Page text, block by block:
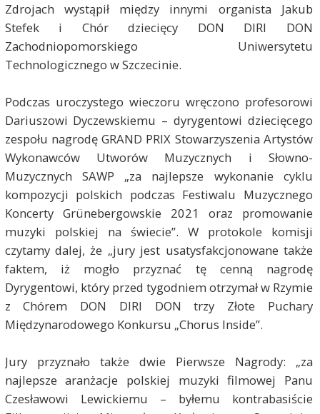
Zdrojach wystąpił między innymi organista Jakub
Stefek i Chór dziecięcy DON DIRI DON
Zachodniopomorskiego Uniwersytetu
Technologicznego w Szczecinie.
Podczas uroczystego wieczoru wręczono profesorowi
Dariuszowi Dyczewskiemu – dyrygentowi dziecięcego
zespołu nagrodę GRAND PRIX Stowarzyszenia Artystów
Wykonawców Utworów Muzycznych i Słowno-
Muzycznych SAWP „za najlepsze wykonanie cyklu
kompozycji polskich podczas Festiwalu Muzycznego
Koncerty Grünebergowskie 2021 oraz promowanie
muzyki polskiej na świecie”. W protokole komisji
czytamy dalej, że „jury jest usatysfakcjonowane także
faktem, iż mogło przyznać tę cenną nagrodę
Dyrygentowi, który przed tygodniem otrzymał w Rzymie
z Chórem DON DIRI DON trzy Złote Puchary
Międzynarodowego Konkursu „Chorus Inside”.
Jury przyznało także dwie Pierwsze Nagrody: „za
najlepsze aranżacje polskiej muzyki filmowej Panu
Czesławowi Lewickiemu – byłemu kontrabasiście